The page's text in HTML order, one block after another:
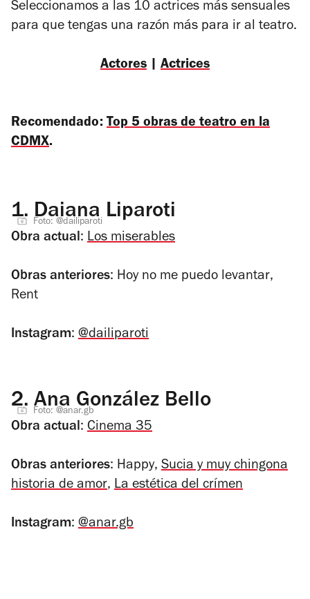
Seleccionamos a las 10 actrices más sensuales
para que tengas una razón más para ir al teatro.
Actores | Actrices
Recomendado: Top 5 obras de teatro en la
CDMX.
1. Daiana Liparoti
Foto: @dailiparoti
Obra actual: Los miserables
Obras anteriores: Hoy no me puedo levantar,
Rent
Instagram: @dailiparoti
2. Ana González Bello
Foto: @anar.gb
Obra actual: Cinema 35
Obras anteriores: Happy, Sucia y muy chingona
historia de amor, La estética del crímen
Instagram: @anar.gb